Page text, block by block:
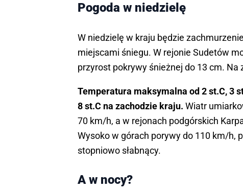
Pogoda w niedzielę
W niedzielę w kraju będzie
miejscami śniegu. W rejonie Sudetów
przyrost pokrywy śnieżnej do 13 cm.
Temperatura maksymalna od 2 st.C, 3
8 st.C na zachodzie kraju. Wiatr
70 km/h, a w rejonach podgórskich
Wysoko w górach porywy do 110 km/h,
stopniowo słabnący.
A w nocy?